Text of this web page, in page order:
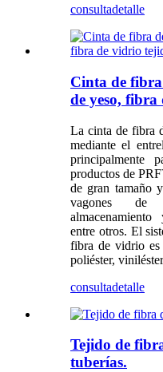
consultadetalle
Cinta de
de yeso,
La cinta de fibra
mediante el
principalmente
productos de
de gran tamaño
vagones de
almacenamiento
entre otros. El
fibra de vidrio es
poliéster,
consultadetalle
Tejido de
tuberías.